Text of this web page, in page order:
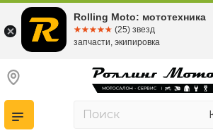
Rolling Moto: мототехника
☆☆☆☆☆
★★★★★ (25) звезд
запчасти, экипировка